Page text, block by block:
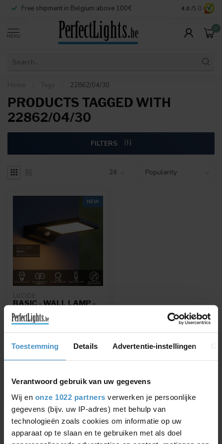
Toestemming Details Advertentie-instellingen
Verantwoord gebruik van uw gegevens
Wij en onze 1022 partners verwerken je persoonlijke
gegevens (bijv. uw IP-adres) met behulp van
technologieën zoals cookies om informatie op uw
apparaat op te slaan en te gebruiken met als doel
Free shipment in Belgium above 100€ Secure
4.0 /5.0
MENU
0
Home Tags 22862/04/30
PRODUCTS TAGGED WITH
22862/04/30
FILTERS
NEW
LUCIDE
BASIC - WALL LAMP -
SOLAR ENERGY - LED -
1X3W 2700K - IP44 -
BASIC - Wall lamp - Solar
energy - LED - 1x3W 2700K
...
€37,95
Showing1-1of 1